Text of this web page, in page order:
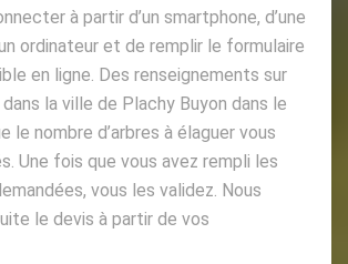
à partir d’un smartphone, d’une
ordinateur et de remplir le formulaire
en ligne. Des renseignements sur
la ville de Plachy Buyon dans le
le nombre d’arbres à élaguer vous
Une fois que vous avez rempli les
vous les validez. Nous
le devis à partir de vos